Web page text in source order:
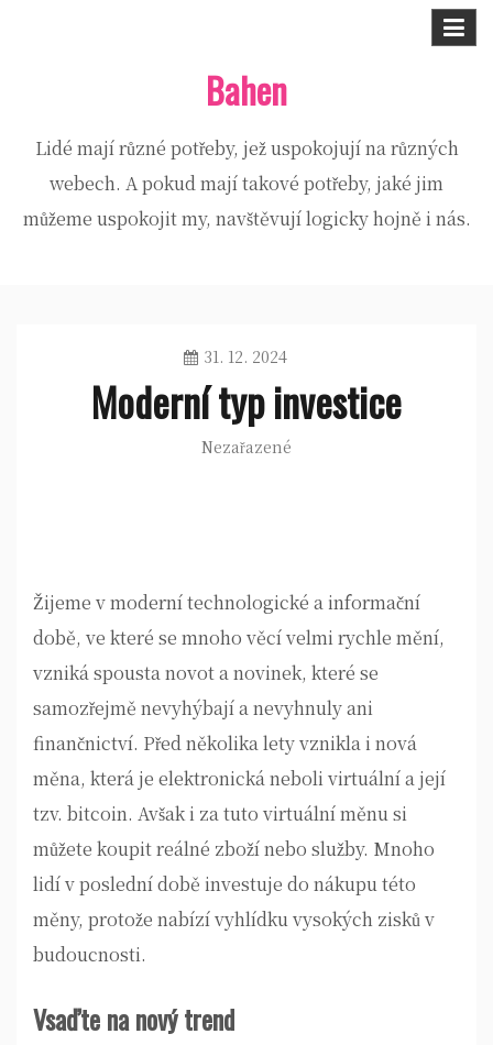
Bahen
Lidé mají různé potřeby, jež uspokojují na různých
webech. A pokud mají takové potřeby, jaké jim
můžeme uspokojit my, navštěvují logicky hojně i nás.
31. 12. 2024
Moderní typ investice
Nezařazené
Žijeme v moderní technologické a informační
době, ve které se mnoho věcí velmi rychle mění,
vzniká spousta novot a novinek, které se
samozřejmě nevyhýbají a nevyhnuly ani
finančnictví. Před několika lety vznikla i nová
měna, která je elektronická neboli virtuální a její
tzv. bitcoin. Avšak i za tuto virtuální měnu si
můžete koupit reálné zboží nebo služby. Mnoho
lidí v poslední době investuje do nákupu této
měny, protože nabízí vyhlídku vysokých zisků v
budoucnosti.
Vsaďte na nový trend